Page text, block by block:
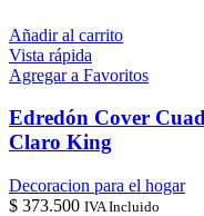
Añadir al carrito
Vista rápida
Agregar a Favoritos
Edredón Cover
Claro King
Decoracion para el hogar
$ 373.500 IVA Incluido